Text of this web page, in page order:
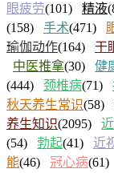
眼疲劳(101) 精液
(158) 手术(471)
瑜伽动作(164) 干
中医推拿(30) 健
(444) 颈椎病(71)
秋天养生常识(58)
养生知识(2095)
(54) 勃起(41) 近
能(46) 冠心病(61)